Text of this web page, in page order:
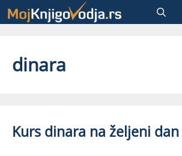
Skip
to
dinara
Kurs dinara na željeni dan